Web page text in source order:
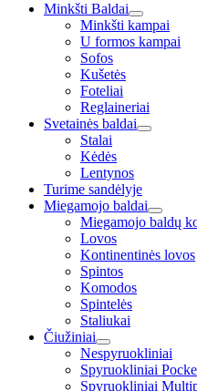
Minkšti Baldai
Minkšti kampai
U formos kampai
Sofos
Kušetės
Foteliai
Reglaineriai
Svetainės baldai
Stalai
Kėdės
Lentynos
Turime sandėlyje
Miegamojo baldai
Miegamojo baldų
Lovos
Kontinentinės lovos
Spintos
Komodos
Spintelės
Staliukai
Čiužiniai
Nespyruokliniai
Spyruokliniai
Spyruokliniai